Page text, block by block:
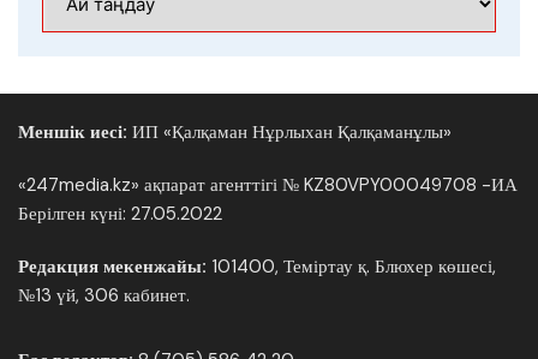
Меншік иесі: ИП «Қалқаман Нұрлыхан Қалқаманұлы»
«247media.kz» ақпарат агенттігі № KZ80VPY00049708 -ИА
Берілген күні: 27.05.2022
Редакция мекенжайы: 101400, Теміртау қ. Блюхер көшесі,
№13 үй, 306 кабинет.